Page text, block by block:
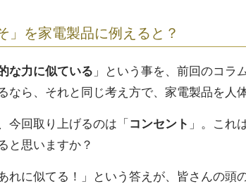
」を家電製品に例えると？
な力に似ている 」という事を、前回のコラ
なら、それと同じ考え方で、家電製品を人
今回取り上げるのは「 コンセント 」。これ
と思いますか？
れに似てる！」という答えが、皆さんの頭